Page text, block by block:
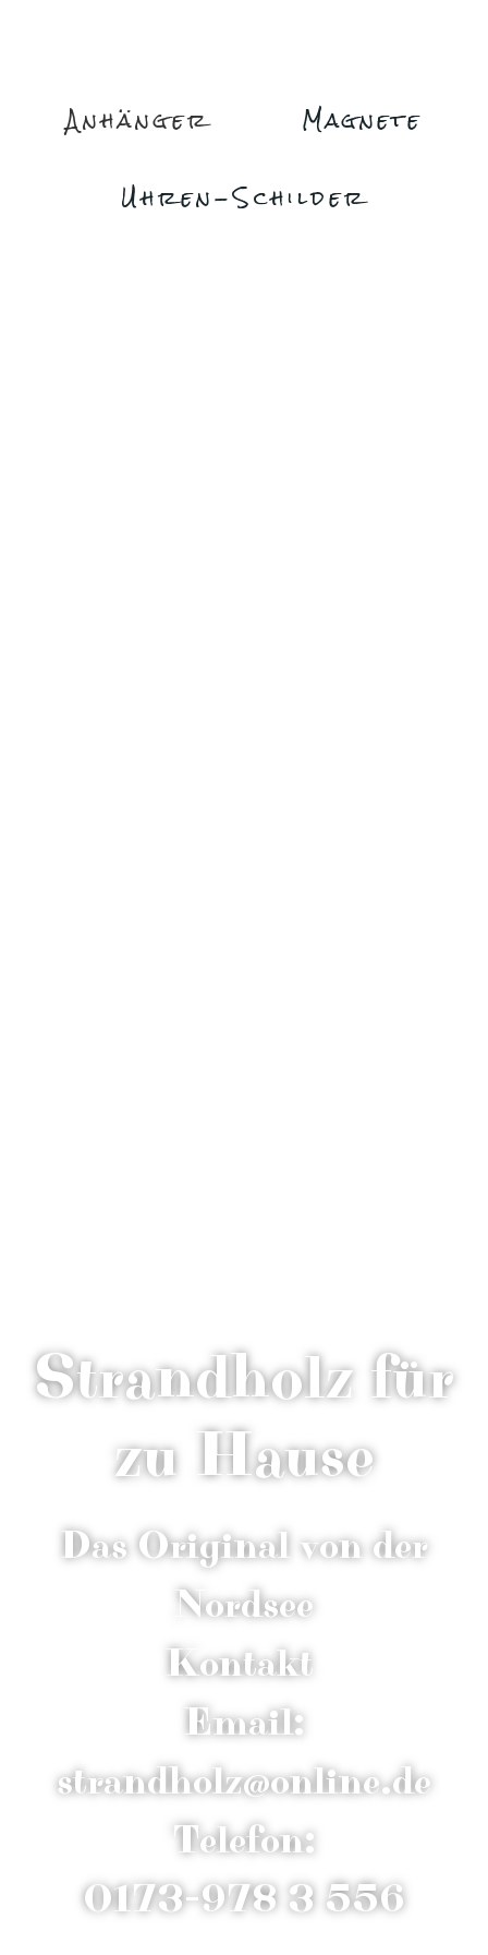
Anhänger
Magnete
Uhren-Schilder
Strandholz für
zu Hause
Das Original von der
Nordsee
Kontakt
Email:
strandholz@online.de
Telefon:
0173-978 3 556